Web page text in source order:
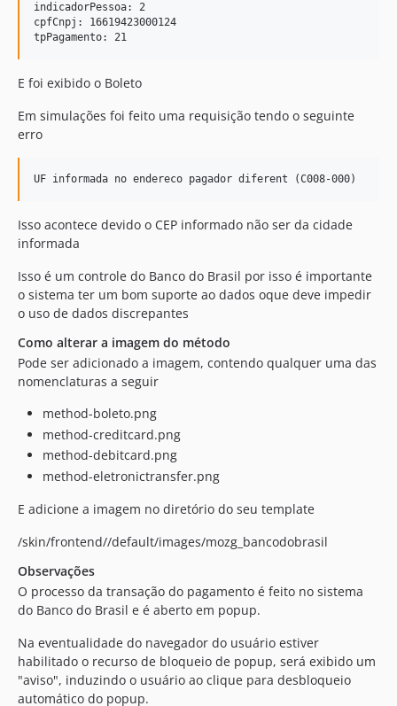
indicadorPessoa: 2
cpfCnpj: 16619423000124
E foi exibido o Boleto
Em simulações foi feito uma requisição tendo o seguinte
erro
Isso acontece devido o CEP informado não ser da cidade
informada
Isso é um controle do Banco do Brasil por isso é importante
o sistema ter um bom suporte ao dados oque deve impedir
o uso de dados discrepantes
Como alterar a imagem do método
Pode ser adicionado a imagem, contendo qualquer uma das
nomenclaturas a seguir
method-boleto.png
method-creditcard.png
method-debitcard.png
method-eletronictransfer.png
E adicione a imagem no diretório do seu template
/skin/frontend//default/images/mozg_bancodobrasil
Observações
O processo da transação do pagamento é feito no sistema
do Banco do Brasil e é aberto em popup.
Na eventualidade do navegador do usuário estiver
habilitado o recurso de bloqueio de popup, será exibido um
"aviso", induzindo o usuário ao clique para desbloqueio
automático do popup.